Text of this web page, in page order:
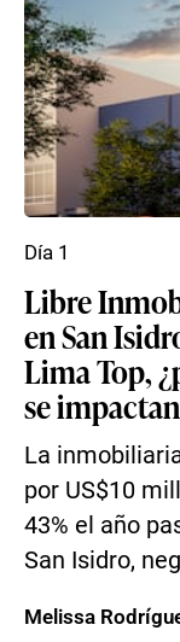
Libre
en San
Lima Top,
se
La
por US$10
43% el año
San Isidro,
Día 1
Melissa